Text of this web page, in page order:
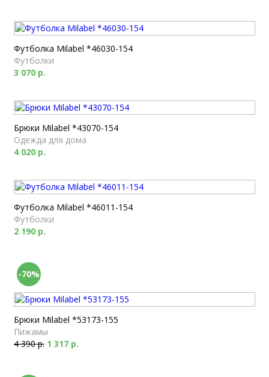
Футболка Milabel *46030-154
Футболки
3 070 р.
Брюки Milabel *43070-154
Одежда для дома
4 020 р.
Футболка Milabel *46011-154
Футболки
2 190 р.
-70%
Брюки Milabel *53173-155
Пижамы
4 390 р. 1 317 р.